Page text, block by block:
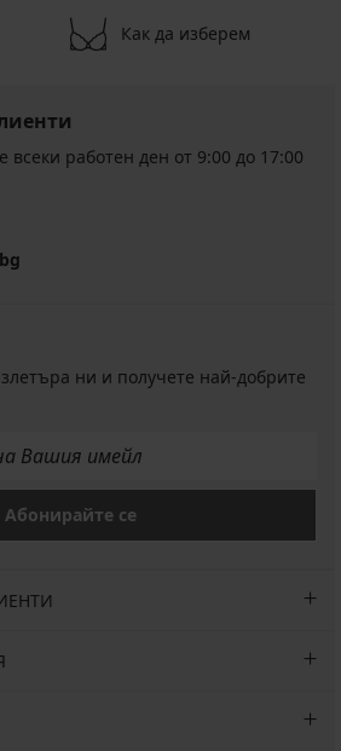
Как да изберем
работен ден от 9:00 до 17:00
ни и получете най-добрите
Абонирайте се